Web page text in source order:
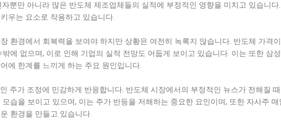
뿐만 아니라 많은 반도체 제조업체들의 실적에 부정적인 영향을 미치고 있습니다
우는 요소로 작용하고 있습니다.
환경에서 회복력을 보여야 하지만 상황은 여전히 녹록지 않습니다. 반도체 가격
에 없으며, 이로 인해 기업의 실적 전망도 어둡게 보이고 있습니다. 이는 또한 삼
에 한계를 느끼게 하는 주요 원인입니다.
주가 조정에 민감하게 반응합니다. 반도체 시장에서의 부정적인 뉴스가 전해질
습을 보이고 있으며, 이는 주가 반등을 저해하는 중요한 요인이며, 또한 자사주 매
환경을 만들고 있습니다.